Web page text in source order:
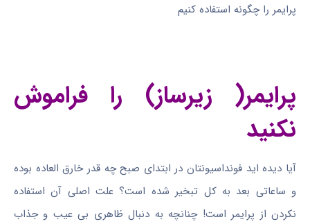
پرایمر را چگونه استفاده کنیم
پرایمر( زیرساز) را فراموش
نکنید
آیا دیده اید فونداسیونتان در ابتدای صبح چه قدر خارق العاده بوده
و ساعاتی بعد به کل تبخیر شده است؟ علت اصلی آن استفاده
نکردن از پرایمر است! چنانچه به دنبال ظاهری بی عیب و جذاب